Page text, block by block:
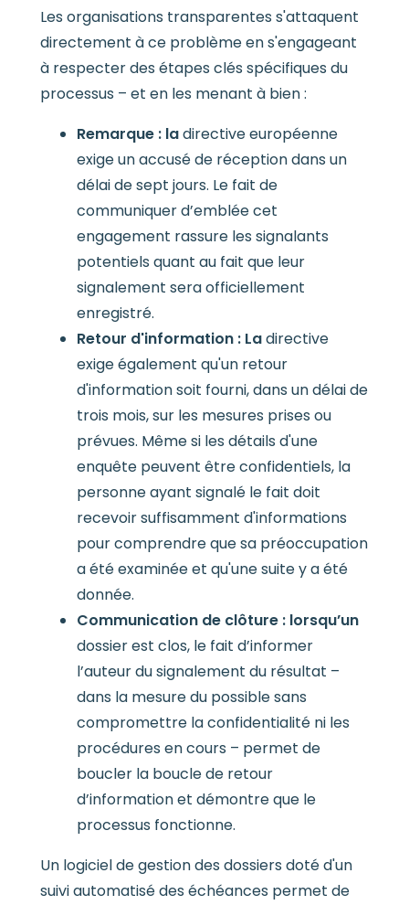
Les organisations transparentes s'attaquent
directement à ce problème en s'engageant
à respecter des étapes clés spécifiques du
processus – et en les menant à bien :
Remarque : ladirective européenne
exige un accusé de réception dans un
délai de sept jours. Le fait de
communiquer d’emblée cet
engagement rassure les signalants
potentiels quant au fait que leur
signalement sera officiellement
enregistré.
Retour d'information : Ladirective
exige également qu'un retour
d'information soit fourni, dans un délai de
trois mois, sur les mesures prises ou
prévues. Même si les détails d'une
enquête peuvent être confidentiels, la
personne ayant signalé le fait doit
recevoir suffisamment d'informations
pour comprendre que sa préoccupation
a été examinée et qu'une suite y a été
donnée.
Communication de clôture : lorsqu’un
dossier est clos, le fait d’informer
l’auteur du signalement du résultat –
dans la mesure du possible sans
compromettre la confidentialité ni les
procédures en cours – permet de
boucler la boucle de retour
d’information et démontre que le
processus fonctionne.
Un logiciel de gestion des dossiers doté d'un
suivi automatisé des échéances permet de